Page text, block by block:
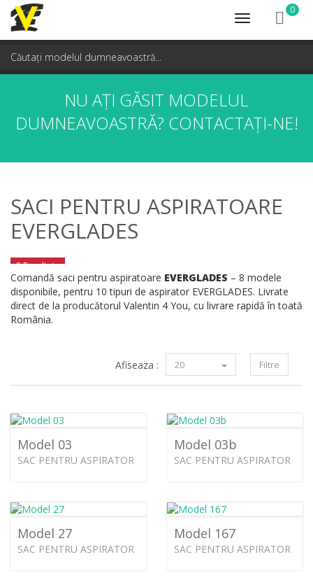
Toggle
navigation
0
NU AȚI GĂSIT MODELUL
DUMNEAVOASTRĂ? CONTACTAȚI-NE!
SACI PENTRU ASPIRATOARE
EVERGLADES
8 Rezultate
Comandă saci pentru aspiratoare EVERGLADES – 8 modele
disponibile, pentru 10 tipuri de aspirator EVERGLADES. Livrate
direct de la producătorul Valentin 4 You, cu livrare rapidă în toată
România.
Filtre
Afiseaza : 20
Model 03
SAC PENTRU ASPIRATOR
Model 03b
SAC PENTRU ASPIRATOR
Model 27
SAC PENTRU ASPIRATOR
Model 167
SAC PENTRU ASPIRATOR